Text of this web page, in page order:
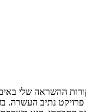
ההשראה שלי
פרויקט נתיב